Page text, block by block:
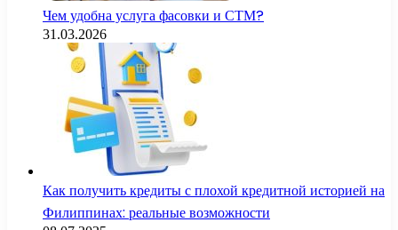
Чем удобна услуга фасовки и СТМ?
31.03.2026
Как получить кредиты с плохой кредитной историей на
Филиппинах: реальные возможности